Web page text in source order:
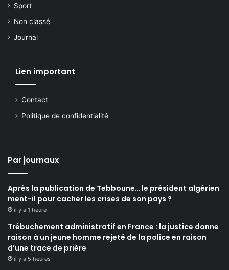
Sport
Non classé
Journal
Lien important
Contact
Politique de confidentialité
Par journaux
Après la publication de Tebboune… le président algérien
ment-il pour cacher les crises de son pays ?
il y a 1 heure
Trébuchement administratif en France : la justice donne
raison à un jeune homme rejeté de la police en raison
d’une trace de prière
il y a 5 heures